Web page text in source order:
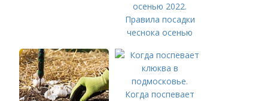
осенью 2022.
Правила посадки
чеснока осенью
Когда поспевает